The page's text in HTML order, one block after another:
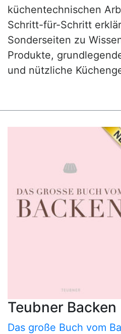
küchentechnischen
Schritt-für-Schritt
Sonderseiten zu
Produkte,
und nützliche
Teubner Backen
Das große Buch vom